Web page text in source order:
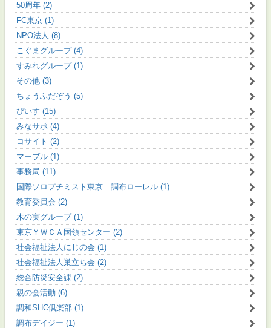
50周年 (2)
FC東京 (1)
NPO法人 (8)
こぐまグループ (4)
すみれグループ (1)
その他 (3)
ちょうふだぞう (5)
ぴいす (15)
みなサポ (4)
コサイト (2)
マーブル (1)
事務局 (11)
国際ソロプチミスト東京 調布ローレル (1)
教育委員会 (2)
木の実グループ (1)
東京ＹＷＣＡ国領センター (2)
社会福祉法人にじの会 (1)
社会福祉法人巣立ち会 (2)
総合防災安全課 (2)
親の会活動 (6)
調和SHC倶楽部 (1)
調布デイジー (1)